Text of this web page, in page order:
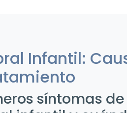
Infantil:
síntomas